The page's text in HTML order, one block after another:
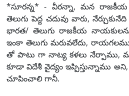
*సూరన్న* - వీరన్నా, మన
తెలుగు పెద్ద చదువు వారు,
భారత/ తెలుగు రాజకీయ
ఇంకా తెలుగు మరువలేదు,
తో పాటు గా నాట్య కళలు నేర్పాము, మా
కూడా విదేశీ వైద్యం ఇప్పిస్తున్నాము
చూపించాలి గానీ.